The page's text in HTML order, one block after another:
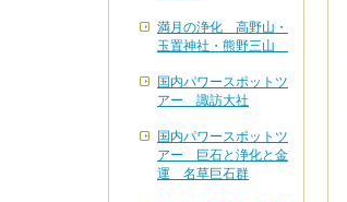
満月の浄化 高野山・
玉置神社・熊野三山
国内パワースポットツ
アー 諏訪大社
国内パワースポットツ
アー 巨石と浄化と金
運 名草巨石群